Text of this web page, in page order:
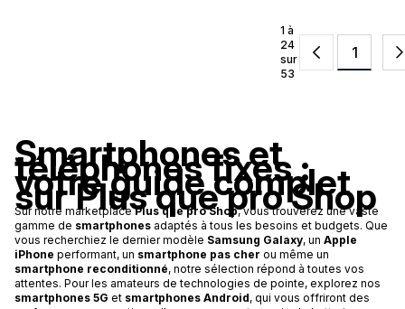
1 à
24
sur
53
1
Smartphones et
téléphones fixes :
votre guide complet
sur Plus que pro Shop
Sur notre marketplacePlus que pro Shop, vous trouverez une vaste
gamme de smartphones adaptés à tous les besoins et budgets. Que
vous recherchiez le dernier modèle Samsung Galaxy, un Apple
iPhone performant, un smartphone pas cher ou même un
smartphone reconditionné, notre sélection répond à toutes vos
attentes. Pour les amateurs de technologies de pointe, explorez nos
smartphones 5G et smartphones Android, qui vous offriront des